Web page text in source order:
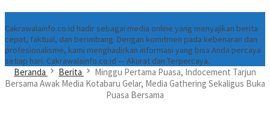
Cakrawalainfo.co.id hadir sebagai media online yang menyajikan berita
cepat, faktual, dan berimbang. Dengan komitmen pada kebenaran dan
profesionalisme, kami menghadirkan informasi yang bisa Anda percaya
setiap hari. Cakrawalainfo.co.id — Akurat dan Terpercaya.
Beranda Berita
Minggu Pertama Puasa, Indocement Tarjun
Bersama Awak Media Kotabaru Gelar, Media Gathering Sekaligus Buka
Puasa Bersama